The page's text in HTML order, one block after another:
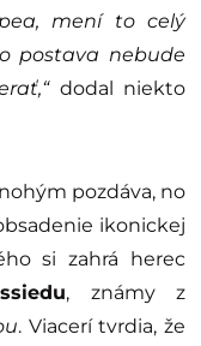
mení to celý
postava nebude
dodal niekto
pozdáva, no
ikonickej
si zahrá herec
, známy z
. Viacerí tvrdia, že